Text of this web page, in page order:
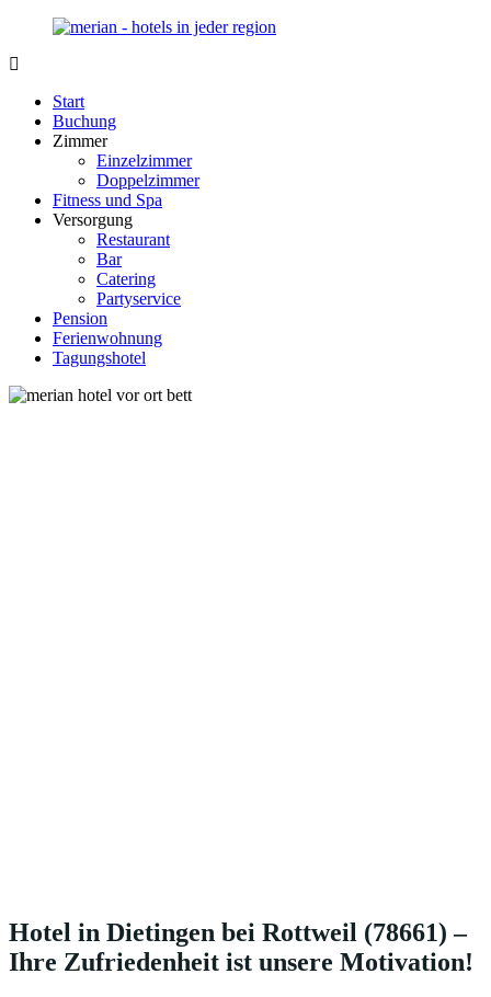
Zurück
Inhalt
Hotel.de
Portal
Hotels,
Unterkunft
Reisen
Deutschland
Start
Buchung
Zimmer
Einzelzimmer
Doppelzimmer
Fitness und Spa
Versorgung
Restaurant
Bar
Catering
Partyservice
Pension
Ferienwohnung
Tagungshotel
Hotel in Dietingen bei Rottweil (78661) –
Ihre Zufriedenheit ist unsere Motivation!